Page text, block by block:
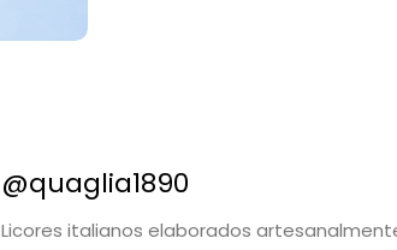
@quaglia1890
Licores italianos elaborados